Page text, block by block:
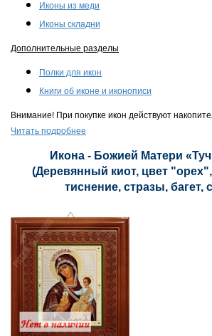
Иконы из меди
Иконы складни
Дополнительные разделы
Полки для икон
Книги об иконе и иконописи
Внимание! При покупке икон действуют
Читать подробнее
Икона - Божией Матери
(Деревянный киот, цвет
тиснение, стразы, багет,